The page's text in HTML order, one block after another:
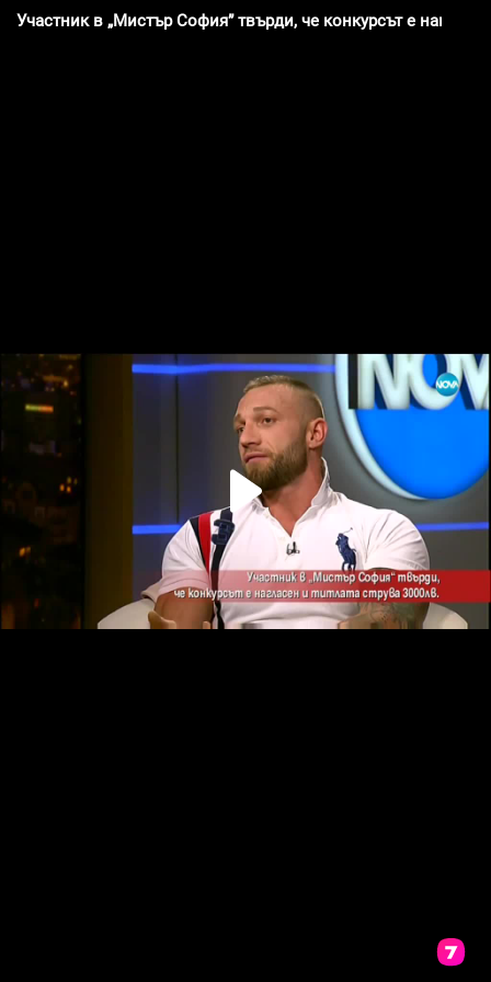
Участник в „Мистър София” твърди, че конкурсът е нагласен